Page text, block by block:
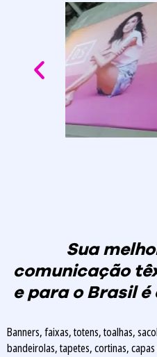
Sua
comunicação
e para o Brasil é
Banners, faixas, totens, toalhas,
bandeirolas, tapetes, cortinas,